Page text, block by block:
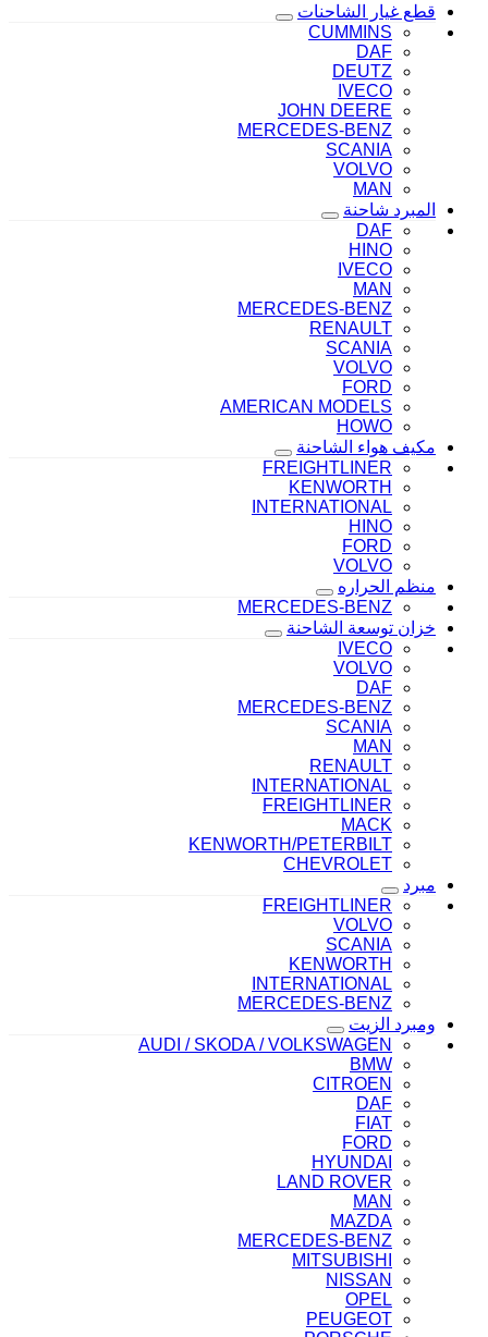
قطع غيار الشاحنات
CUMMINS
DAF
DEUTZ
IVECO
JOHN DEERE
MERCEDES-BENZ
SCANIA
VOLVO
MAN
المبرد شاحنة
DAF
HINO
IVECO
MAN
MERCEDES-BENZ
RENAULT
SCANIA
VOLVO
FORD
AMERICAN MODELS
HOWO
مكيف هواء الشاحنة
FREIGHTLINER
KENWORTH
INTERNATIONAL
HINO
FORD
VOLVO
منظم الحراره
MERCEDES-BENZ
خزان توسعة الشاحنة
IVECO
VOLVO
DAF
MERCEDES-BENZ
SCANIA
MAN
RENAULT
INTERNATIONAL
FREIGHTLINER
MACK
KENWORTH/PETERBILT
CHEVROLET
مبرد
FREIGHTLINER
VOLVO
SCANIA
KENWORTH
INTERNATIONAL
MERCEDES-BENZ
ومبرد الزيت
AUDI / SKODA / VOLKSWAGEN
BMW
CITROEN
DAF
FIAT
FORD
HYUNDAI
LAND ROVER
MAN
MAZDA
MERCEDES-BENZ
MITSUBISHI
NISSAN
OPEL
PEUGEOT